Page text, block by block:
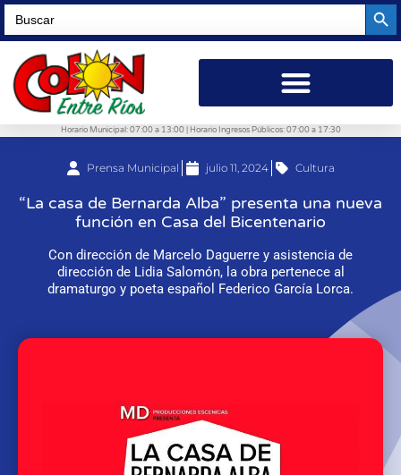
Search
for:
Horario Municipal: 07:00 a 13:00 | Horario Ingresos Públicos: 07:00 a 17:30
Prensa Municipal julio 11, 2024 Cultura
“La casa de Bernarda Alba” presenta una nueva
función en Casa del Bicentenario
Con dirección de Marcelo Daguerre y asistencia de
dirección de Lidia Salomón, la obra pertenece al
dramaturgo y poeta español Federico García Lorca.